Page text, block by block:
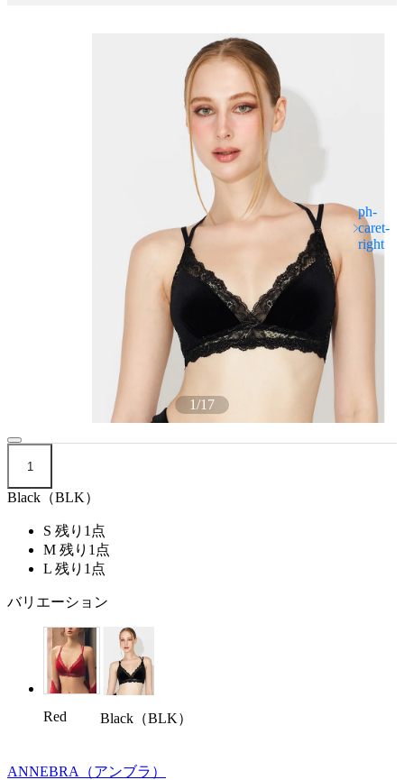
1/17
1
Black（BLK）
S 残り1点
M 残り1点
L 残り1点
バリエーション
Red Black（BLK）
ANNEBRA
（アンブラ）